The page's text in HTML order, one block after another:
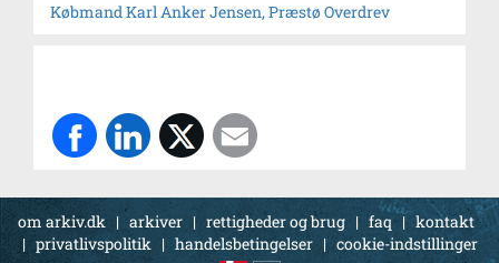
Købmand Karl Anker Jensen, Præstø Overdrev
om arkiv.dk | arkiver | rettigheder og brug | faq | kontakt
|privatlivspolitik | handelsbetingelser | cookie-indstillinger